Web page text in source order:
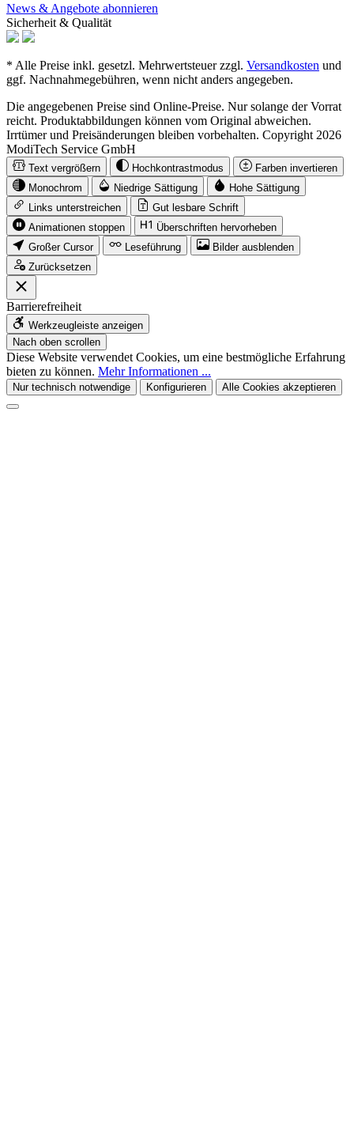
News & Angebote abonnieren
Sicherheit & Qualität
* Alle Preise inkl. gesetzl. Mehrwertsteuer zzgl. Versandkosten und
ggf. Nachnahmegebühren, wenn nicht anders angegeben.
Die angegebenen Preise sind Online-Preise. Nur solange der Vorrat
reicht. Produktabbildungen können vom Original abweichen.
Irrtümer und Preisänderungen bleiben vorbehalten. Copyright 2026
ModiTech Service GmbH
Text vergrößern Hochkontrastmodus
Farben invertieren
Monochrom
Niedrige Sättigung
Hohe Sättigung
Links unterstreichen
Gut lesbare Schrift
Animationen stoppen
Überschriften hervorheben
Großer Cursor
Leseführung
Bilder ausblenden
Zurücksetzen
Barrierefreiheit
Werkzeugleiste anzeigen
Nach oben scrollen
Diese Website verwendet Cookies, um eine bestmögliche Erfahrung
bieten zu können. Mehr Informationen ...
Nur technisch notwendige Konfigurieren Alle Cookies akzeptieren